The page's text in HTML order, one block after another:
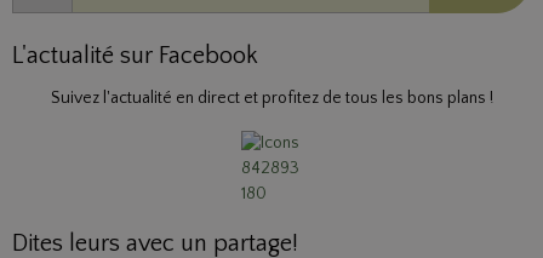
L'actualité sur Facebook
Suivez l'actualité en direct et profitez de tous les bons plans !
Dites leurs avec un partage!